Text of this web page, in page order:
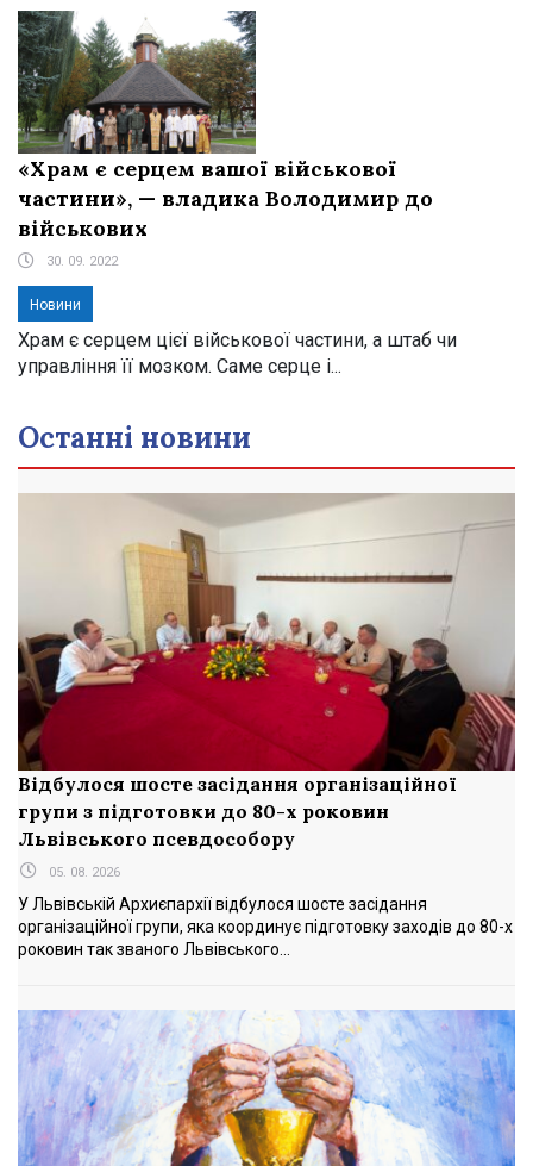
«Храм є серцем вашої військової
частини», — владика Володимир до
військових
30. 09. 2022
Новини
Храм є серцем цієї військової частини, а штаб чи
управління її мозком. Саме серце і...
Останні новини
Відбулося шосте засідання організаційної
групи з підготовки до 80-х роковин
Львівського псевдособору
05. 08. 2026
У Львівській Архиєпархії відбулося шосте засідання
організаційної групи, яка координує підготовку заходів до 80-х
роковин так званого Львівського...